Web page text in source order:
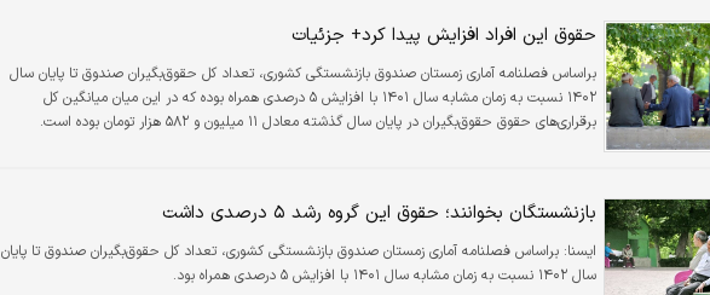
حقوق این افراد افزایش پیدا کرد+ جزئیات
براساس فصلنامه آماری زمستان صندوق بازنشستگی کشوری، تعداد کل حقوق‌بگیران صندوق تا پایان سال
۱۴۰۲ نسبت به زمان مشابه سال ۱۴۰۱ با افزایش ۵ درصدی همراه بوده که در این میان میانگین کل
برقراری‌های حقوق حقوق‌بگیران در پایان سال گذشته معادل ۱۱ میلیون و ۵۸۲ هزار تومان بوده است.
بازنشستگان بخوانند؛ حقوق این گروه رشد ۵ درصدی داشت
ايسنا: براساس فصلنامه آماری زمستان صندوق بازنشستگی کشوری، تعداد کل حقوق‌بگیران صندوق تا پایان
سال ۱۴۰۲ نسبت به زمان مشابه سال ۱۴۰۱ با افزایش ۵ درصدی همراه بود.